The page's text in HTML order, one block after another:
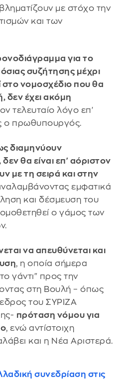
με στόχο την
και των
για το
συζήτησης μέχρι
νομοσχέδιο που θα
δεν έχει ακόμη
τελευταίο λόγο επ'
ο πρωθυπουργός.
διαμηνύουν
θα είναι επ' αόριστον
με τη σειρά και στην
εμφατικά
και δέσμευση του
ο γάμος των
να απευθύνεται και
, η οποία σήμερα
γάντι" προς την
στη Βουλή – όπως
του ΣΥΡΙΖΑ
πρόταση νόμου για
, ενώ αντίστοιχη
και η Νέα Αριστερά.
συνεδρίαση στις